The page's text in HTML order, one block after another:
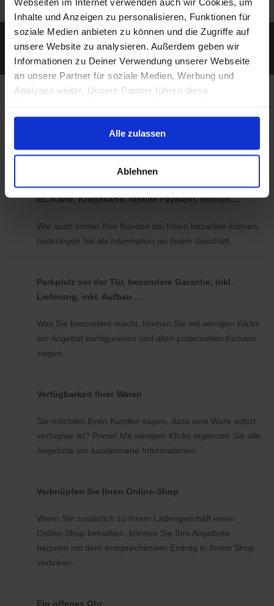
Inhalte und Anzeigen zu personalisieren, Funktionen für
soziale Medien anbieten zu können und die Zugriffe auf
unsere Website zu analysieren. Außerdem geben wir
Informationen zu Deiner Verwendung unserer Webseite
an unsere Partner für soziale Medien, Werbung und
Analysen weiter. Unsere Partner führen diese
zusammen, die Du ihnen bereitgestellt hast oder die sie
im Rahmen Deiner Nutzung der Dienste gesammelt
haben.
Alle zulassen
Ablehnen
Erreichen Sie auch diejenigen Kunden, die mit
ihrem Smartphone unterwegs nach Geschäften
und Produkten in der Nähe suchen.
Bei koomio legen wir
Wert auf Ihre
Individualität
EC-Karte, Kreditkarte, Mobile Payment, Bitcoin ...
Wie auch immer Ihre Kunden bei Ihnen bezahlen können,
hinterlegen Sie als Information an Ihrem Geschäft.
Parkplatz vor der Tür, besondere Garantie, inkl.
Lieferung, inkl. Aufbau ...
Was Sie besonders macht, können Sie mit wenigen Klicks
am Angebot konfigurieren und allen potenziellen Kunden
zeigen.
Verfügbarkeit Ihrer Waren
Sie möchten Ihren Kunden sagen, dass eine Ware sofort
verfügbar ist? Prima! Mit wenigen Klicks ergänzen Sie alle
Angebote um kundennahe Informationen.
Verknüpfen Sie Ihren Online-Shop
Wenn Sie zusätzlich zu Ihrem Ladengeschäft einen
Online-Shop betreiben, können Sie Ihre Angebote
bequem mit dem entsprechenden Eintrag in Ihrem Shop
verlinken.
Ein offenes Ohr